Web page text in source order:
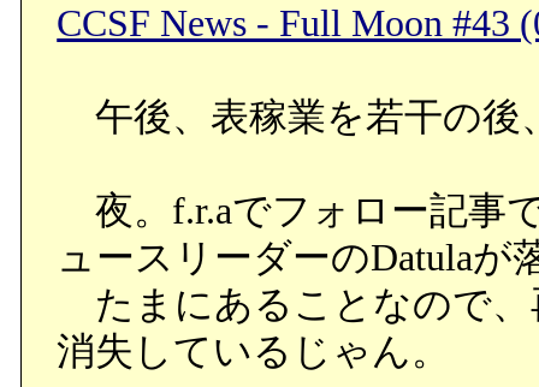
CCSF News - Full Moon #43
午後、表稼業を若干の後
夜。f.r.aでフォロー記事
ュースリーダーのDatulaが
たまにあることなので
消失しているじゃん。